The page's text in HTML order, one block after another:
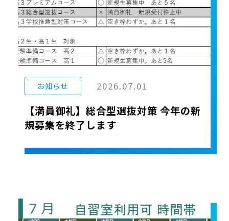
お知らせ 2026.07.01
【満員御礼】総合型選抜対策 今年の新
規募集を終了します